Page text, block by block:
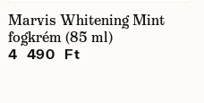
Marvis Whitening Mint
fogkrém (85 ml)
4 490 Ft